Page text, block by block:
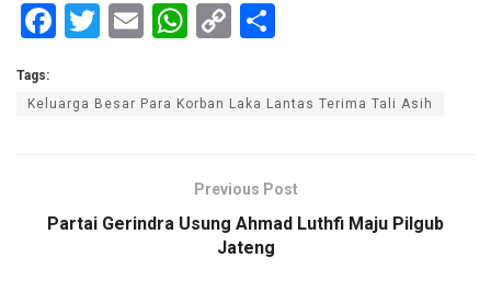
F
ce
b
k
T
tt
E
ail
W
at
p
p
C
py
k
ar
Tags:
Keluarga Besar Para Korban Laka Lantas Terima Tali Asih
Previous Post
Partai Gerindra Usung Ahmad Luthfi Maju Pilgub
Jateng